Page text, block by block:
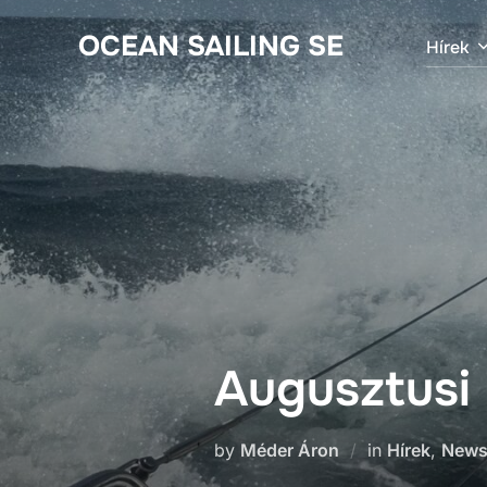
Skip
to
content
OCEAN SAILING SE Hírek
Augusztusi
by Méder Áron in Hírek,News